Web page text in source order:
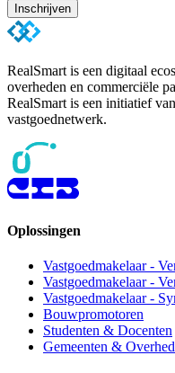
Inschrijven
RealSmart is een digitaal
overheden en commerciële
RealSmart is een initiatief
vastgoednetwerk.
Oplossingen
Vastgoedmakelaar -
Vastgoedmakelaar -
Vastgoedmakelaar -
Bouwpromotoren
Studenten & Docenten
Gemeenten &